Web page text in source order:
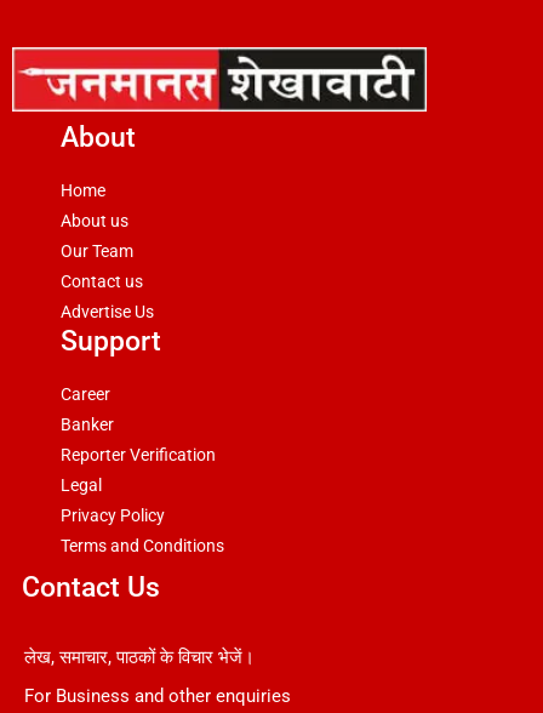
About
Home
About us
Our Team
Contact us
Advertise Us
Support
Career
Banker
Reporter Verification
Legal
Privacy Policy
Terms and Conditions
Contact Us
लेख, समाचार, पाठकों के विचार भेजें।
For Business and other enquiries